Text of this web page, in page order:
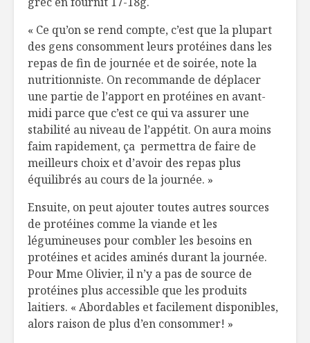
« Ce qu’on se rend compte, c’est que la plupart
des gens consomment leurs protéines dans les
repas de fin de journée et de soirée, note la
nutritionniste. On recommande de déplacer
une partie de l’apport en protéines en avant-
midi parce que c’est ce qui va assurer une
stabilité au niveau de l’appétit. On aura moins
faim rapidement, ça permettra de faire de
meilleurs choix et d’avoir des repas plus
équilibrés au cours de la journée. »
Ensuite, on peut ajouter toutes autres sources
de protéines comme la viande et les
légumineuses pour combler les besoins en
protéines et acides aminés durant la journée.
Pour Mme Olivier, il n’y a pas de source de
protéines plus accessible que les produits
laitiers. « Abordables et facilement disponibles,
alors raison de plus d’en consommer! »